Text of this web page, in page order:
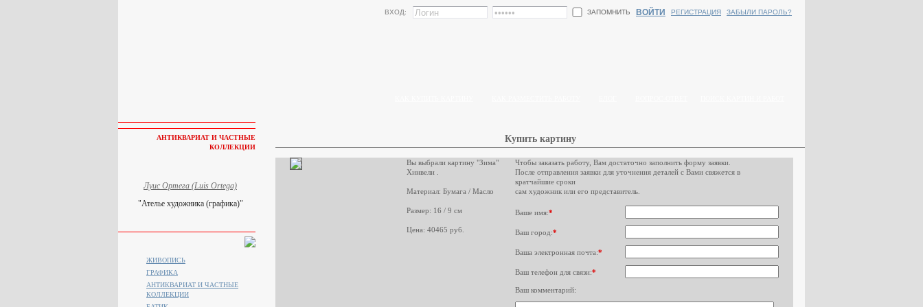
ВХОД: ЗАПОМНИТЬ ВОЙТИ РЕГИСТРАЦИЯ ЗАБЫЛИ ПАРОЛЬ?
Купить картину
Вы выбрали картину "Зима"
Хинвели .
Материал: Бумага / Масло
Размер: 16 / 9 см
Цена: 40465 руб.
Чтобы заказать работу, Вам достаточно заполнить форму заявки.
После отправления заявки для уточнения деталей с Вами свяжется в
кратчайшие сроки
сам художник или его представитель.
Ваше имя:*
Ваш город:*
Ваша электронная почта:*
Ваш телефон для связи:*
Ваш комментарий:
АНТИКВАРИАТ И ЧАСТНЫЕ
КОЛЛЕКЦИИ
Луис Ортега (Luis Ortega)
"Ателье художника (графика)"
ЖИВОПИСЬ
ГРАФИКА
АНТИКВАРИАТ И ЧАСТНЫЕ
КОЛЛЕКЦИИ